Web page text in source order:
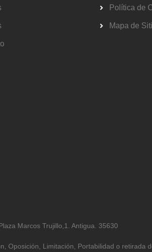
Política de
Mapa de
Marcos Trujillo,1. Antigua. 35630
Oposición, Limitación, Portabilidad o